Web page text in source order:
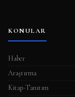
KONULAR
Haber
Araştırma
Kitap-Tanıtım